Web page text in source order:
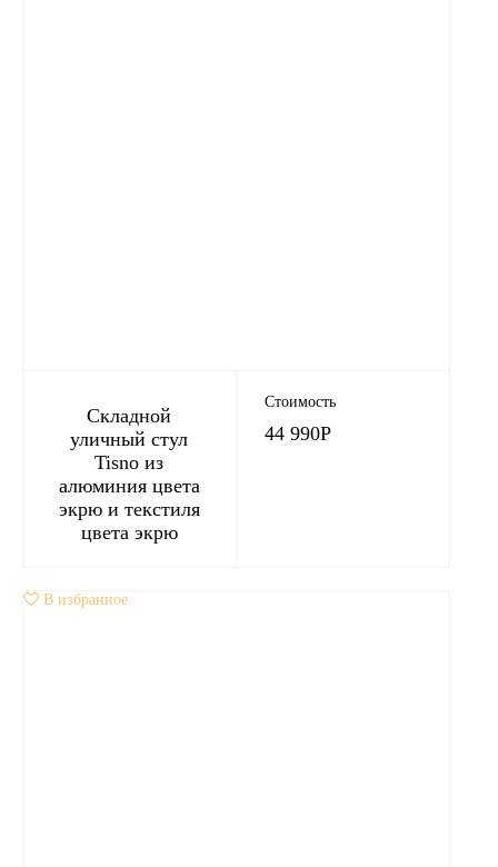
Складной
уличный стул
Tisno из
алюминия цвета
экрю и текстиля
цвета экрю
Стоимость
44 990Р
В избранное